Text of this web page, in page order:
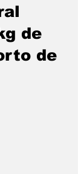
de
de